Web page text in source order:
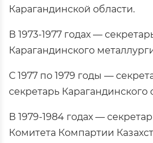
Карагандинской области.
В 1973-1977 годах —
Карагандинского
С 1977 по 1979 годы —
секретарь Карагандинского
В 1979-1984 годах —
Комитета Компартии